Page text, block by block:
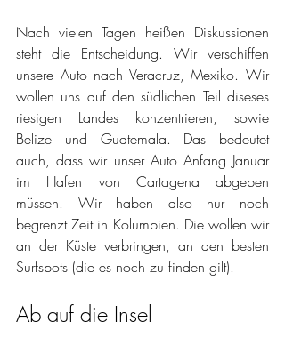
Nach vielen Tagen heißen Diskussionen
steht die Entscheidung. Wir verschiffen
unsere Auto nach Veracruz, Mexiko. Wir
wollen uns auf den südlichen Teil diseses
riesigen Landes konzentrieren, sowie
Belize und Guatemala. Das bedeutet
auch, dass wir unser Auto Anfang Januar
im Hafen von Cartagena abgeben
müssen. Wir haben also nur noch
begrenzt Zeit in Kolumbien. Die wollen wir
an der Küste verbringen, an den besten
Surfspots (die es noch zu finden gilt).
Ab auf die Insel